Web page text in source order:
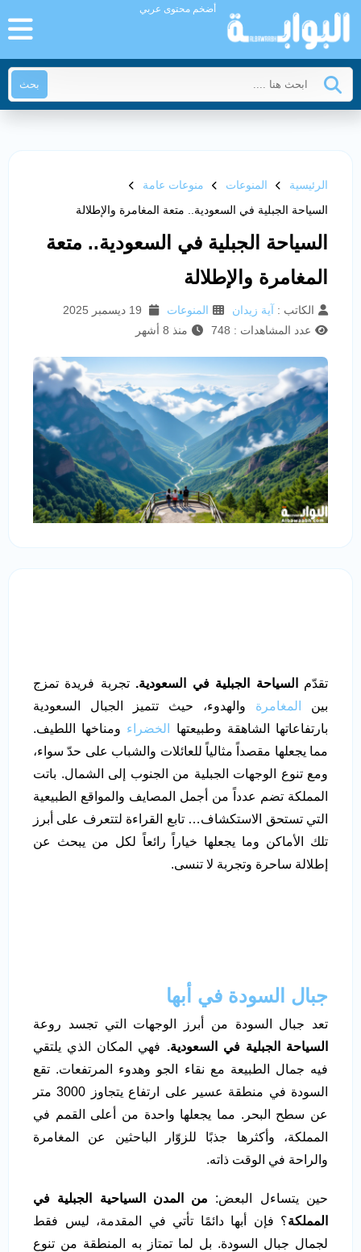
أضخم محتوى عربي
بحث
الرئيسية المنوعات
منوعات عامة
السياحة الجبلية في السعودية.. متعة المغامرة والإطلالة
السياحة الجبلية في السعودية.. متعة
المغامرة والإطلالة
الكاتب : آية زيدان المنوعات
عدد المشاهدات : 748
منذ 8 أشهر
تقدّم السياحة الجبلية في السعودية. تجربة فريدة تمزج
بين
المغامرة والهدوء، حيث تتميز الجبال السعودية
بارتفاعاتها الشاهقة وطبيعتها
الخضراء ومناخها اللطيف.
مما يجعلها مقصداً مثالياً للعائلات والشباب على حدّ سواء،
ومع تنوع الوجهات الجبلية من الجنوب إلى الشمال. باتت
المملكة تضم عدداً من أجمل المصايف والمواقع الطبيعية
التي تستحق الاستكشاف… تابع القراءة لتتعرف على أبرز
تلك الأماكن وما يجعلها خياراً رائعاً لكل من يبحث عن
إطلالة ساحرة وتجربة لا تنسى.
جبال السودة في أبها
تعد جبال السودة من أبرز الوجهات التي تجسد روعة
السياحة الجبلية في السعودية. فهي المكان الذي يلتقي
فيه جمال الطبيعة مع نقاء الجو وهدوء المرتفعات. تقع
السودة في منطقة عسير على ارتفاع يتجاوز 3000 متر
عن سطح البحر. مما يجعلها واحدة من أعلى القمم في
المملكة، وأكثرها جذبًا للزوّار الباحثين عن المغامرة
والراحة في الوقت ذاته.
حين يتساءل البعض: من المدن السياحية الجبلية في
المملكة؟ فإن أبها دائمًا تأتي في المقدمة، ليس فقط
لجمال جبال السودة. بل لما تمتاز به المنطقة من تنوع